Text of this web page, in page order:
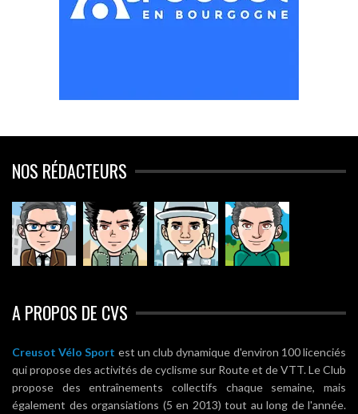
NOS RÉDACTEURS
A PROPOS DE CVS
Creusot Vélo Sport est un club dynamique d'environ 100 licenciés
qui propose des activités de cyclisme sur Route et de VTT. Le Club
propose des entraînements collectifs chaque semaine, mais
également des organsiations (5 en 2013) tout au long de l'année.